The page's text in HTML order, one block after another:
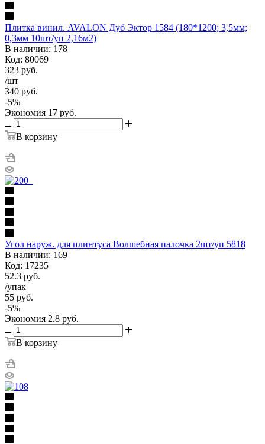
Плитка винил. AVALON Дуб Эктор 1584 (180*1200; 3,5мм;
0,3мм 10шт/уп 2,16м2)
В наличии: 178
Код: 80069
323 руб.
/шт
340 руб.
-5%
Экономия 17 руб.
В корзину
Угол наруж. для плинтуса Волшебная палочка 2шт/уп 5818
В наличии: 169
Код: 17235
52.3 руб.
/упак
55 руб.
-5%
Экономия 2.8 руб.
В корзину